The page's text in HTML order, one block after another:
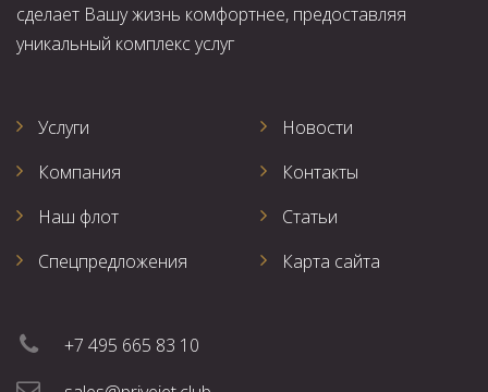
сделает Вашу жизнь комфортнее, предоставляя
уникальный комплекс услуг
Услуги
Компания
Наш флот
Спецпредложения
Новости
Контакты
Статьи
Карта сайта
+7 495 665 83 10